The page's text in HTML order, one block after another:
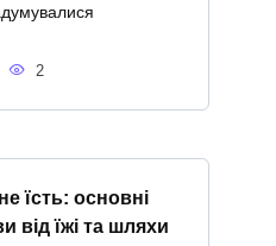
2
їсть: основні
від їжі та шляхи